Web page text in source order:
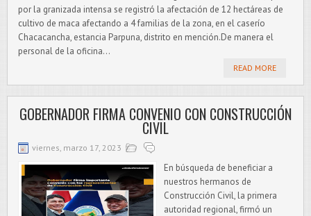
por la granizada intensa se registró la afectación de 12 hectáreas de
cultivo de maca afectando a 4 familias de la zona, en el caserío
Chacacancha, estancia Parpuna, distrito en mención.De manera el
personal de la oficina...
READ MORE
GOBERNADOR FIRMA CONVENIO CON CONSTRUCCIÓN
CIVIL
viernes, marzo 17, 2023
En búsqueda de beneficiar a
nuestros hermanos de
Construcción Civil, la primera
autoridad regional, firmó un